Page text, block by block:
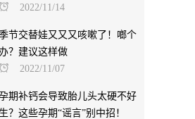
2022/11/14
节交替娃又又又咳嗽了！啷个
？建议这样做
2022/11/07
期补钙会导致胎儿头太硬不好
生？这些孕期“谣言”别中招！